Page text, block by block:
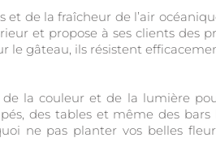
de la fraîcheur de l’air
et propose à ses clients des
le gâteau, ils résistent
de la couleur et de la lumière
des tables et même des
ne pas planter vos belles